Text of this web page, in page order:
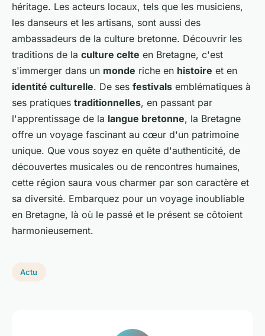
héritage. Les acteurs locaux, tels que les musiciens,
les danseurs et les artisans, sont aussi des
ambassadeurs de la culture bretonne. Découvrir les
traditions de la culture celte en Bretagne, c'est
s'immerger dans un monde riche en histoire et en
identité culturelle. De ses festivals emblématiques à
ses pratiques traditionnelles, en passant par
l'apprentissage de la langue bretonne, la Bretagne
offre un voyage fascinant au cœur d'un patrimoine
unique. Que vous soyez en quête d'authenticité, de
découvertes musicales ou de rencontres humaines,
cette région saura vous charmer par son caractère et
sa diversité. Embarquez pour un voyage inoubliable
en Bretagne, là où le passé et le présent se côtoient
harmonieusement.
Actu